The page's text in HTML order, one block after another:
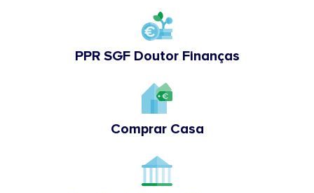
PPR SGF Doutor Finanças
Comprar Casa